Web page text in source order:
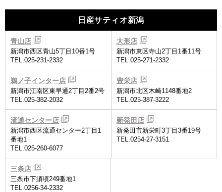
日産サティオ新潟
青山店
新潟市西区青山5丁目10番1号
TEL.025-231-2332
大形店
新潟市東区寺山2丁目1番11号
TEL.025-271-2332
鵜ノ子インター店
新潟市江南区東早通2丁目2番2号
TEL.025-382-2032
豊栄店
新潟市北区木崎1148番地2
TEL.025-387-3222
流通センター店
新潟市西区流通センター2丁目 1
番地1
TEL.025-260-6077
新発田店
新発田市新栄町3丁目3番19号
TEL.0254-27-3151
三条店
三条市下須頃249番地1
TEL.0256-34-2332